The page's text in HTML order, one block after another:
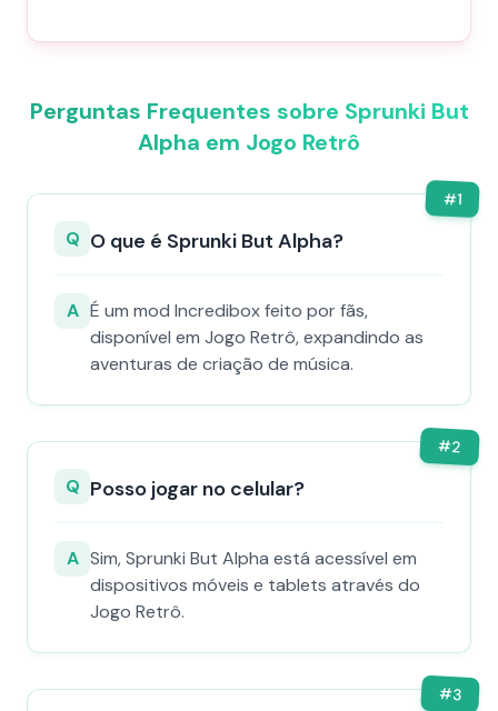
Perguntas Frequentes sobre Sprunki But
Alpha em Jogo Retrô
#1
Q O que é Sprunki But Alpha?
A É um mod Incredibox feito por fãs,
disponível em Jogo Retrô, expandindo as
aventuras de criação de música.
#2
Q Posso jogar no celular?
A Sim, Sprunki But Alpha está acessível em
dispositivos móveis e tablets através do
Jogo Retrô.
#3